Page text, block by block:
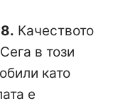
Качеството
в този
като
е